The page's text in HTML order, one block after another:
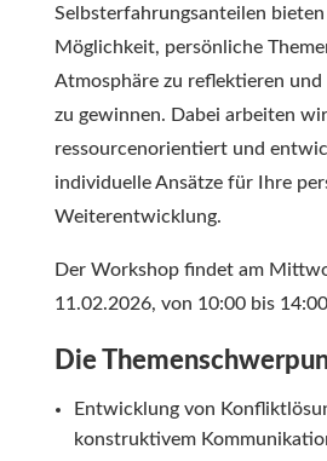
Selbsterfahrungsanteilen
Möglichkeit, persönliche
Atmosphäre zu reflektieren und
zu gewinnen. Dabei arbeiten wir
ressourcenorientiert und
individuelle Ansätze für Ihre
Weiterentwicklung.
Der Workshop findet am
11.02.2026, von 10:00 bis
Die
Entwicklung von
konstruktivem